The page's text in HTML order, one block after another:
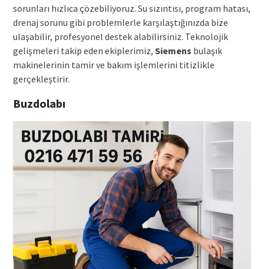
sorunları hızlıca çözebiliyoruz. Su sızıntısı, program hatası,
drenaj sorunu gibi problemlerle karşılaştığınızda bize
ulaşabilir, profesyonel destek alabilirsiniz. Teknolojik
gelişmeleri takip eden ekiplerimiz, Siemens bulaşık
makinelerinin tamir ve bakım işlemlerini titizlikle
gerçekleştirir.
Buzdolabı